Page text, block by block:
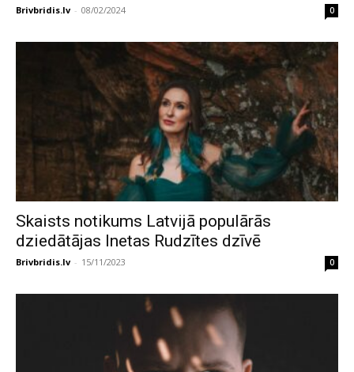
Brivbridis.lv - 08/02/2024 0
Skaists notikums Latvijā populārās
dziedātājas Inetas Rudzītes dzīvē
Brivbridis.lv - 15/11/2023 0